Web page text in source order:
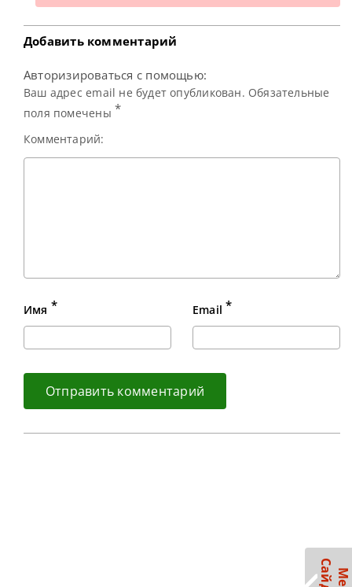
Добавить комментарий
Авторизироваться с помощью:
Ваш адрес email не будет опубликован. Обязательные
поля помечены *
Комментарий:
Имя * Email *